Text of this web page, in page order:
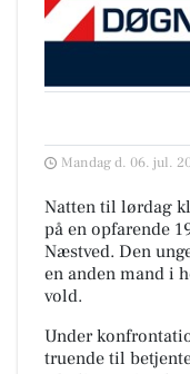
Mandag d. 06. jul.
Natten til lørdag
på en opfarende
Næstved. Den
en anden mand i
vold.
Under
truende til